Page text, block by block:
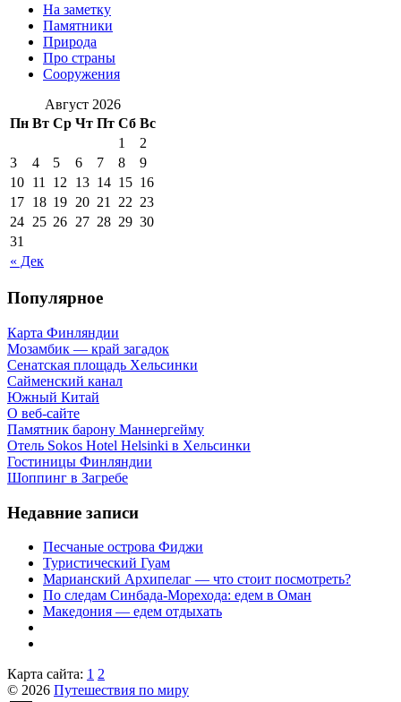
На заметку
Памятники
Природа
Про страны
Сооружения
Август 2026
Пн Вт Ср Чт Пт Сб Вс
« Дек
1
2
3
4 5 6 7 8
9
10 11 12 13 14 15 16
17 18 19 20 21 22 23
24 25 26 27 28 29 30
31
Популярное
Карта Финляндии
Мозамбик — край загадок
Сенатская площадь Хельсинки
Сайменский канал
Южный Китай
О веб-сайте
Памятник барону Маннергейму
Отель Sokos Hotel Helsinki в Хельсинки
Гостиницы Финляндии
Шоппинг в Загребе
Недавние записи
Песчаные острова Фиджи
Туристический Гуам
Марианский Архипелаг — что стоит посмотреть?
По следам Синбада-Морехода: едем в Оман
Македония — едем отдыхать
Карта сайта: 1 2
© 2026 Путешествия по миру